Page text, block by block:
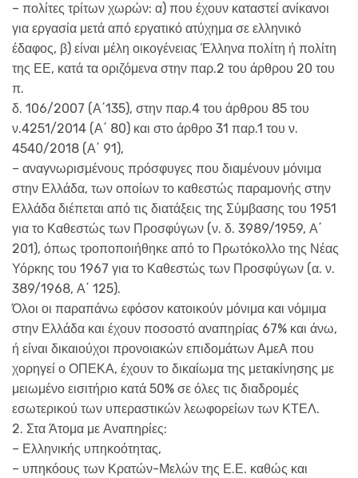
– πολίτες τρίτων χωρών: α) που έχουν καταστεί ανίκανοι
για εργασία μετά από εργατικό ατύχημα σε ελληνικό
έδαφος, β) είναι μέλη οικογένειας Έλληνα πολίτη ή πολίτη
της ΕΕ, κατά τα οριζόμενα στην παρ.2 του άρθρου 20 του
π.
δ. 106/2007 (Α΄135), στην παρ.4 του άρθρου 85 του
ν.4251/2014 (Α΄ 80) και στο άρθρο 31 παρ.1 του ν.
4540/2018 (Α΄ 91),
– αναγνωρισμένους πρόσφυγες που διαμένουν μόνιμα
στην Ελλάδα, των οποίων το καθεστώς παραμονής στην
Ελλάδα διέπεται από τις διατάξεις της Σύμβασης του 1951
για το Καθεστώς των Προσφύγων (ν. δ. 3989/1959, Α΄
201), όπως τροποποιήθηκε από το Πρωτόκολλο της Νέας
Υόρκης του 1967 για το Καθεστώς των Προσφύγων (α. ν.
389/1968, Α΄ 125).
Όλοι οι παραπάνω εφόσον κατοικούν μόνιμα και νόμιμα
στην Ελλάδα και έχουν ποσοστό αναπηρίας 67% και άνω,
ή είναι δικαιούχοι προνοιακών επιδομάτων ΑμεΑ που
χορηγεί ο ΟΠΕΚΑ, έχουν το δικαίωμα της μετακίνησης με
μειωμένο εισιτήριο κατά 50% σε όλες τις διαδρομές
εσωτερικού των υπεραστικών λεωφορείων των ΚΤΕΛ.
2. Στα Άτομα με Αναπηρίες:
– Ελληνικής υπηκοότητας,
– υπηκόους των Κρατών-Μελών της Ε.Ε. καθώς και